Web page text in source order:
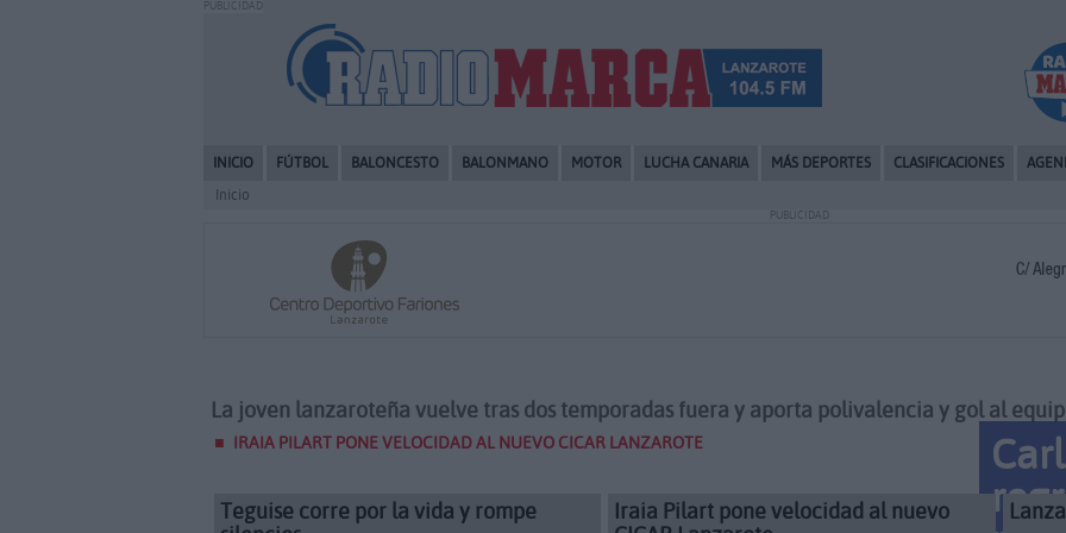
PUBLICIDAD
INICIO FÚTBOL BALONCESTO BALONMANO MOTOR LUCHA CANARIA MÁS DEPORTES CLASIFICACIONES
Inicio
PUBLICIDAD
La joven lanzaroteña vuelve tras dos temporadas fuera y aporta polivalencia y gol al
IRAIA PILART PONE VELOCIDAD AL NUEVO CICAR LANZAROTE
Teguise corre por la vida y rompe
Iraia Pilart pone velocidad al nuevo